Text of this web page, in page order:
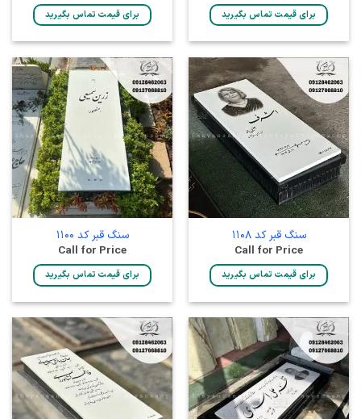
برای قیمت تماس بگیرید برای قیمت تماس بگیرید
سنگ قبر کد 1108
Call for Price
برای قیمت تماس بگیرید
سنگ قبر کد 1100
Call for Price
برای قیمت تماس بگیرید